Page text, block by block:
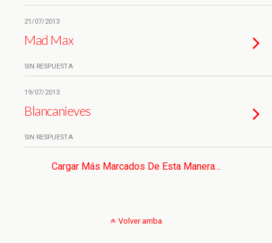
21/07/2013
Mad Max
SIN RESPUESTA
19/07/2013
Blancanieves
SIN RESPUESTA
Cargar Más Marcados De Esta Manera…
Volver arriba